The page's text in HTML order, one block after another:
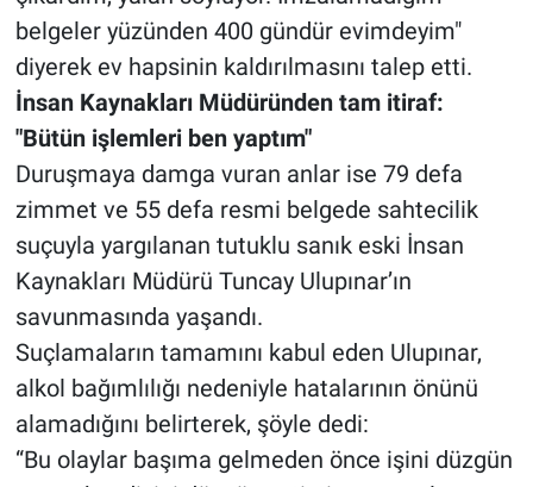
belgeler yüzünden 400 gündür evimdeyim"
diyerek ev hapsinin kaldırılmasını talep etti.
İnsan Kaynakları Müdüründen tam itiraf:
"Bütün işlemleri ben yaptım"
Duruşmaya damga vuran anlar ise 79 defa
zimmet ve 55 defa resmi belgede sahtecilik
suçuyla yargılanan tutuklu sanık eski İnsan
Kaynakları Müdürü Tuncay Ulupınar’ın
savunmasında yaşandı.
Suçlamaların tamamını kabul eden Ulupınar,
alkol bağımlılığı nedeniyle hatalarının önünü
alamadığını belirterek, şöyle dedi:
“Bu olaylar başıma gelmeden önce işini düzgün